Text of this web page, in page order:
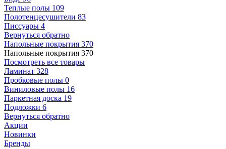
Теплые полы 109
Полотенцесушители 83
Писсуары 4
Вернуться обратно
Напольные покрытия 370
Напольные покрытия 370
Посмотреть все товары
Ламинат 328
Пробковые полы 0
Виниловые полы 16
Паркетная доска 19
Подложки 6
Вернуться обратно
Акции
Новинки
Бренды